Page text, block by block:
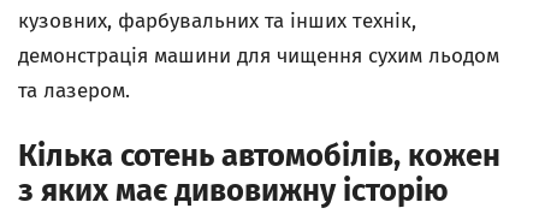
кузовних, фарбувальних та інших технік,
демонстрація машини для чищення сухим льодом
та лазером.
Кілька сотень автомобілів, кожен
з яких має дивовижну історію